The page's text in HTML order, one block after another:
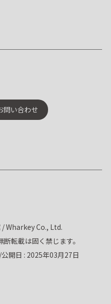
問い合わせ
Wharkey Co., Ltd.
転載は固く禁じます。
/公開日 : 2025年03月27日